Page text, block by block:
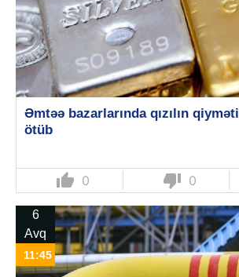
Əmtəə bazarlarında qızılın
ötüb
thumb_up 0 thumb_down 0
6
Avq
11:45